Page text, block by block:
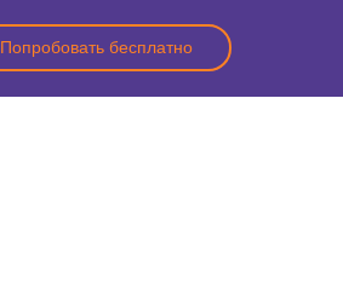
Попробовать бесплатно